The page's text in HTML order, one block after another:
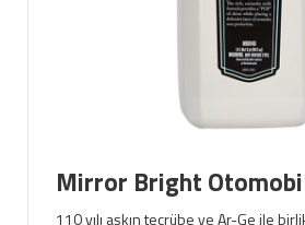
Mirror Bright
110 yılı aşkın tecrübe ve Ar-Ge ile